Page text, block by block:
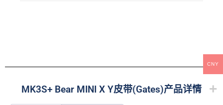
MK3S+ Bear MINI X Y皮带(Gates)产品详情
CNY